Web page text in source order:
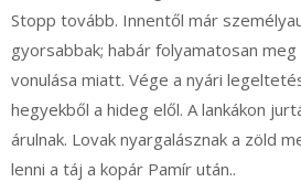
Stopp tovább. Innentől már
gyorsabbak; habár folyamatosan meg
vonulása miatt. Vége a nyári
hegyekből a hideg elől. A lankákon
árulnak. Lovak nyargalásznak a zöld
lenni a táj a kopár Pamír után..